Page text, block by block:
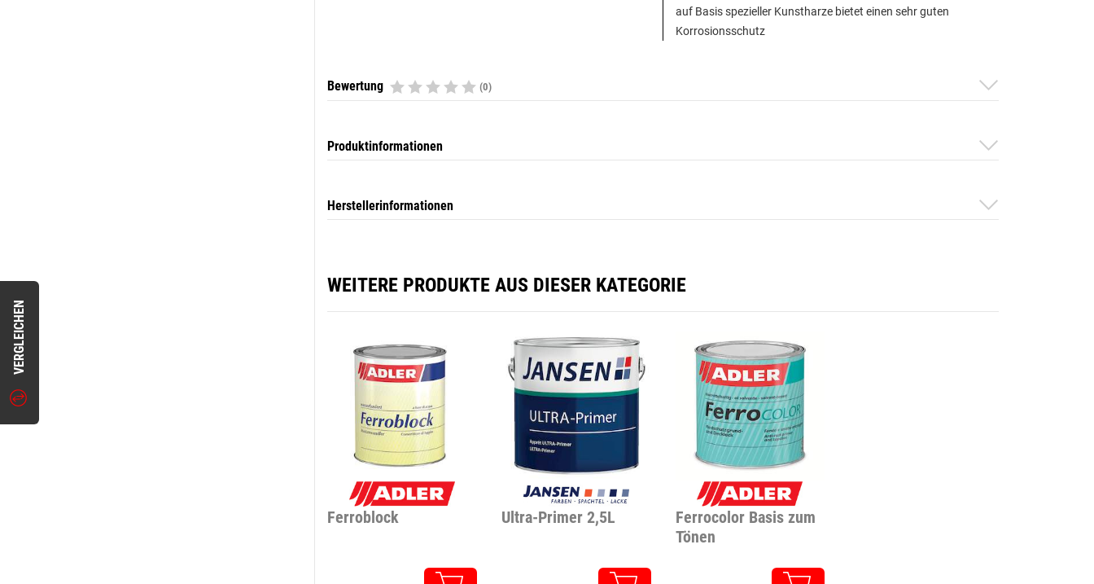
VERGLEICHEN
auf Basis spezieller Kunstharze bietet einen sehr guten
Korrosionsschutz
Bewertung (0)
Produktinformationen
Herstellerinformationen
WEITERE PRODUKTE AUS DIESER KATEGORIE
Ferroblock Ultra-Primer 2,5L
Ferrocolor Basis zum
Tönen